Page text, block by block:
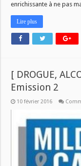
enrichissante à ne pas
Lire plus
[ DROGUE,
Emission 2
10 février 2016